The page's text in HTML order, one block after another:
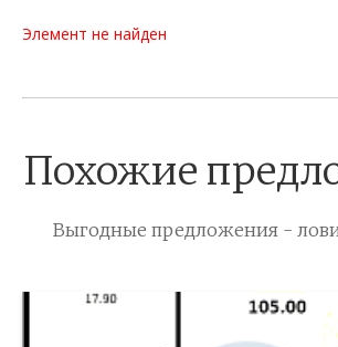
Элемент не найден
Похожие
Выгодные предложения -